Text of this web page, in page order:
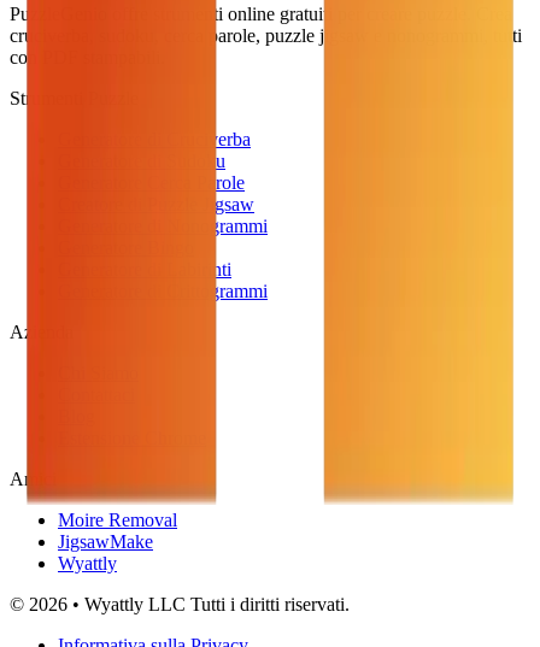
PuzzleGenio offre strumenti online gratuiti per creare puzzle. Crea
cruciverba, sudoku, cerca parole, puzzle jigsaw e nonogrammi, tutti
con PDF stampabili.
Strumenti Puzzle
Generatore di Cruciverba
Generatore di Sudoku
Generatore Cerca Parole
Creatore di Puzzle Jigsaw
Generatore di Nonogrammi
Generatore di Labirinti
Generatore di Crittogrammi
Azienda
Amici
Moire Removal
JigsawMake
Wyattly
© 2026 • Wyattly LLC Tutti i diritti riservati.